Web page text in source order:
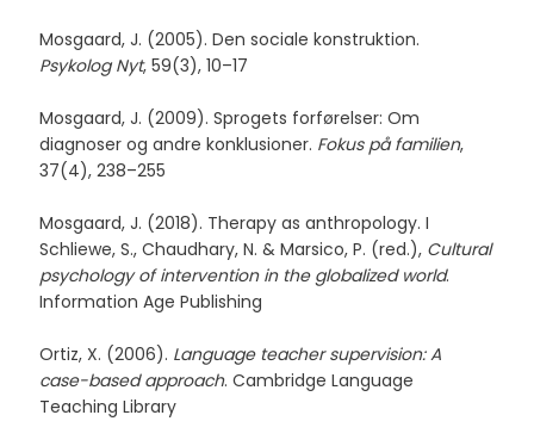
Mosgaard, J. (2005). Den sociale konstruktion.
Psykolog Nyt, 59(3), 10–17
Mosgaard, J. (2009). Sprogets forførelser: Om
diagnoser og andre konklusioner. Fokus på familien,
37(4), 238–255
Mosgaard, J. (2018). Therapy as anthropology. I
Schliewe, S., Chaudhary, N. & Marsico, P. (red.), Cultural
psychology of intervention in the globalized world.
Information Age Publishing
Ortiz, X. (2006). Language teacher supervision: A
case-based approach. Cambridge Language
Teaching Library